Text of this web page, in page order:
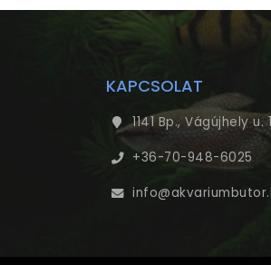
KAPCSOLAT
1141 Bp., Vágújhely u.
+36-70-948-6025